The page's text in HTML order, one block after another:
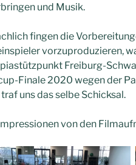
und Musik.
fingen die
vorzuproduzieren,
Freiburg-
Finale 2020 wegen der
uns das selbe Schicksal.
von den